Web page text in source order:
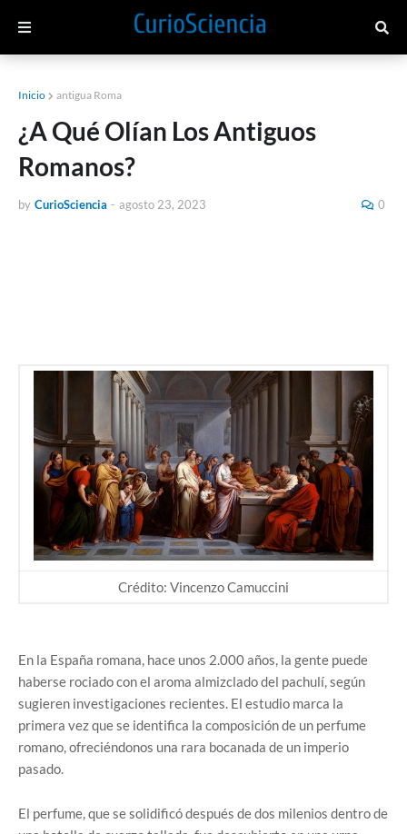
Inicio antigua Roma
¿A Qué Olían Los Antiguos
Romanos?
by CurioSciencia - agosto 23, 2023 0
Crédito: Vincenzo Camuccini
En la España romana, hace unos 2.000 años, la gente puede
haberse rociado con el aroma almizclado del pachulí, según
sugieren investigaciones recientes. El estudio marca la
primera vez que se identifica la composición de un perfume
romano, ofreciéndonos una rara bocanada de un imperio
pasado.
El perfume, que se solidificó después de dos milenios dentro de